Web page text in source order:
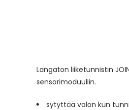
Langaton liiketunnistin
sensorimoduuliin.
sytyttää valon kun